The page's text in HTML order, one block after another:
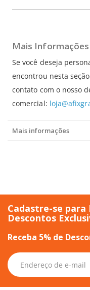
Mais
Se você deseja
encontrou nesta
contato com o nosso
comercial:
Mais informações
Cadastre-se para
Descontos
Receba 5% de
Inscreva-
se
na